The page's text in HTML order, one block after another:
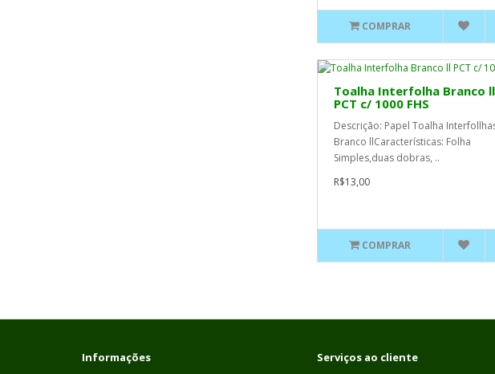
COMPRAR
Toalha Interfolha Branco ll
PCT c/ 1000 FHS
Descrição: Papel Toalha
Branco llCaracterísticas: Folha
Simples,duas dobras, ..
R$13,00
COMPRAR
Informações Serviços ao cliente